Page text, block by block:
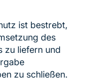
ist bestrebt,
des
zu liefern und
zu schließen.